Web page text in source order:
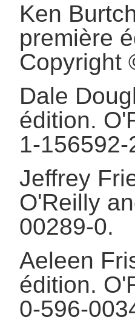
Ken
première
Copyright
Dale
édition.
1-156592-
Jeffrey
O'Reilly
00289-0.
Aeleen
édition.
0-596-